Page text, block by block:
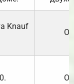
Knauf
.